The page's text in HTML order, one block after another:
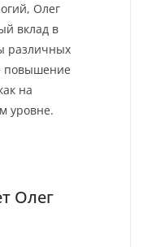
Олег
вклад в
различных
повышение
на
уровне.
Олег